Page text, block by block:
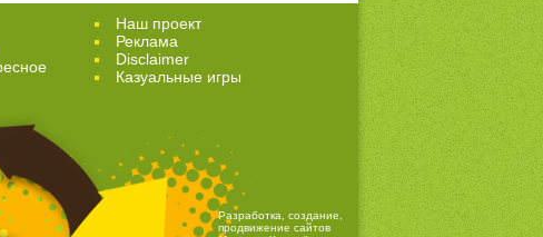
Наш проект
Реклама
Disclaimer
Казуальные игры
Разработка, создание,
продвижение сайтов